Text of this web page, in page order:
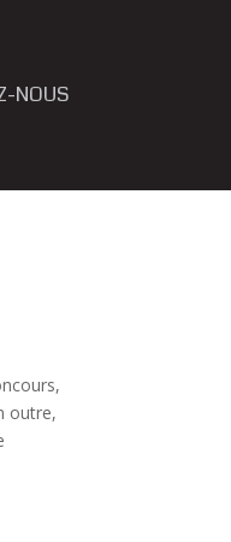
NOUS
outre,